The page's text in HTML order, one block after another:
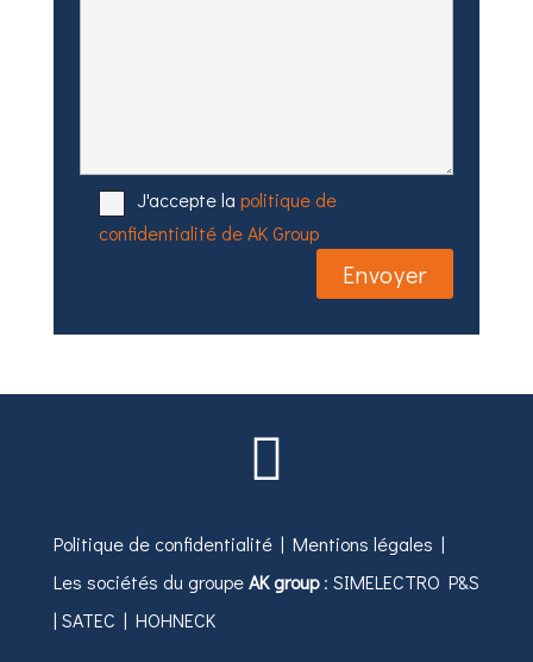
J'accepte lapolitique de
confidentialité de AK Group

Politique de confidentialité| Mentions légales |
Les sociétés du groupeAK group: SIMELECTRO P&S
| SATEC | HOHNECK